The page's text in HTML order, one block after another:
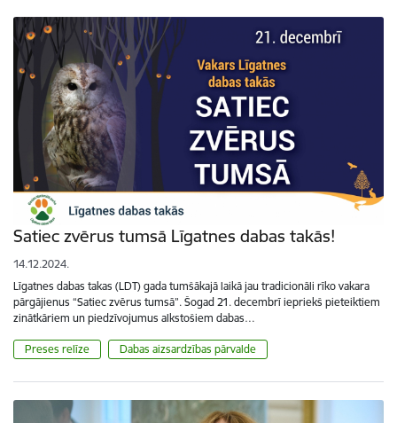
Satiec zvērus tumsā Līgatnes dabas takās!
14.12.2024.
Līgatnes dabas takas (LDT) gada tumšākajā laikā jau tradicionāli rīko vakara
pārgājienus “Satiec zvērus tumsā”. Šogad 21. decembrī iepriekš pieteiktiem
zinātkāriem un piedzīvojumus alkstošiem dabas…
Preses relīze ​​​​​​​Dabas aizsardzības pārvalde